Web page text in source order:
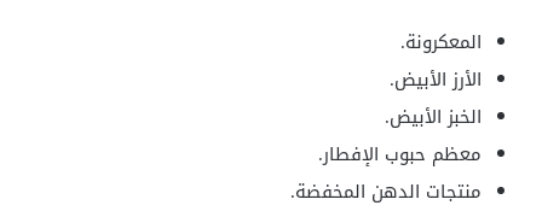
المعكرونة.
الأرز الأبيض.
الخبز الأبيض.
معظم حبوب الإفطار.
منتجات الدهن المخفضة.